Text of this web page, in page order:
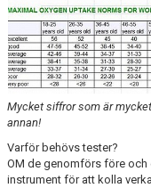
Mycket siffror som är
annan!
Varför behövs tester?
OM de genomförs före och
instrument för att kolla